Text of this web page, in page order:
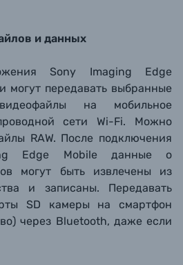
и данных
Sony Imaging Edge
могут передавать выбранные
на мобильное
сети Wi-Fi. Можно
RAW. После подключения
Edge Mobile данные о
могут быть извлечены из
и записаны. Передавать
SD камеры на смартфон
через Bluetooth, даже если